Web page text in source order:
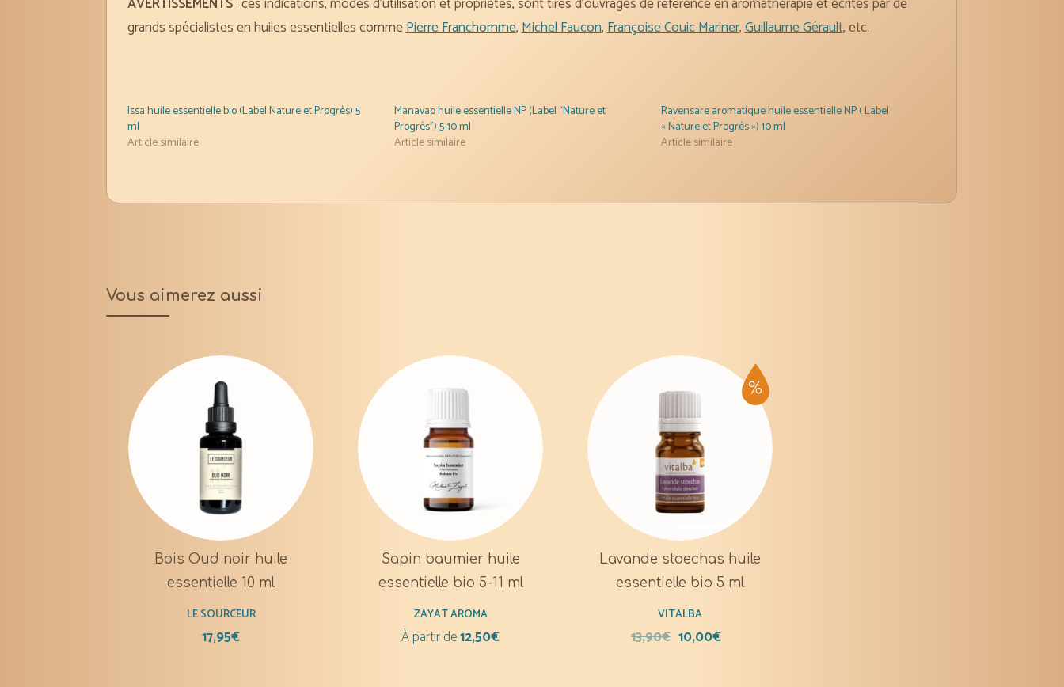
grands spécialistes en huiles essentielles commePierre Franchomme,Michel Faucon,Françoise Couic Mariner,Guillaume Gérault, etc.
Issa huile essentielle bio (Label Nature et Progrès) 5
ml
Article similaire
Manavao huile essentielle NP (Label “Nature et
Progrès”) 5-10 ml
Article similaire
Ravensare aromatique huile essentielle NP ( Label
« Nature et Progrès ») 10 ml
Article similaire
Vous aimerez aussi
Bois Oud noir huile
essentielle 10 ml
LE SOURCEUR
17,95€
Sapin baumier huile
essentielle bio 5-11 ml
ZAYAT AROMA
À partir de12,50€
Lavande stoechas huile
essentielle bio 5 ml
VITALBA
13,90€ 10,00€